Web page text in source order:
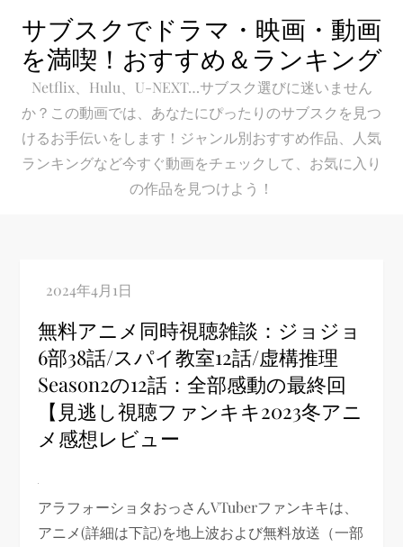
content
サブスクでドラマ・映画・動画
を満喫！おすすめ＆ランキング
Netflix、Hulu、U-NEXT…サブスク選びに迷いません
か？この動画では、あなたにぴったりのサブスクを見つ
けるお手伝いをします！ジャンル別おすすめ作品、人気
ランキングなど今すぐ動画をチェックして、お気に入り
の作品を見つけよう！
無料アニメ同時視聴雑談：ジョジョ
6部38話/スパイ教室12話/虚構推理
Season2の12話：全部感動の最終回
【見逃し視聴ファンキキ2023冬アニ
メ感想レビュー
アラフォーショタおっさんVTuberファンキキは、
アニメ(詳細は下記)を地上波および無料放送（一部